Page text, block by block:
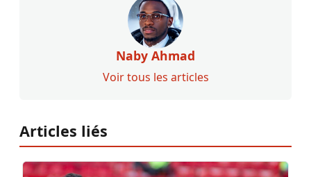
Naby Ahmad
Voir tous les articles
Articles liés